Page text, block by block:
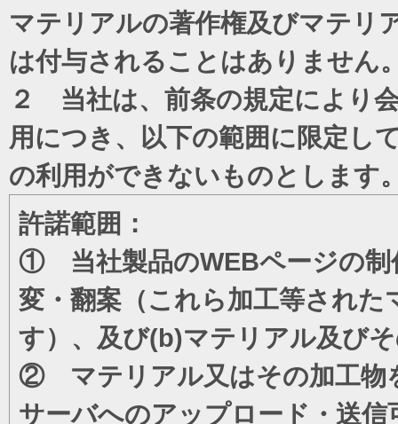
マテリアルの著作権及びマテリ
は付与されることはありません
２ 当社は、前条の規定により
用につき、以下の範囲に限定し
の利用ができないものとします
許諾範囲：
① 当社製品のWEBページの制
変・翻案（これら加工等され
す）、及び(b)マテリアル及び
② マテリアル又はその加工物
サーバへのアップロード・送信